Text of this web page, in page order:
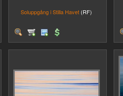
Soluppgång i Stilla Havet (RF)